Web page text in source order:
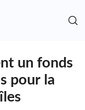
un fonds
pour la